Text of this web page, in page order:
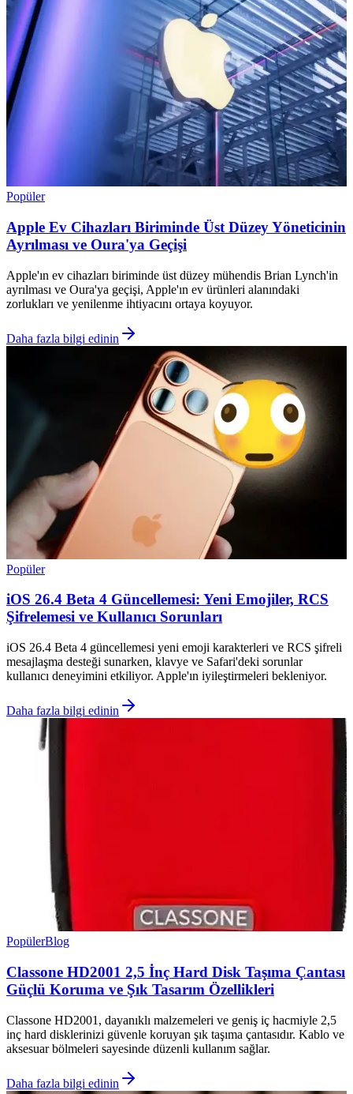
Popüler
Apple Ev Cihazları Biriminde Üst Düzey Yöneticinin
Ayrılması ve Oura'ya Geçişi
Apple'ın ev cihazları biriminde üst düzey mühendis Brian Lynch'in
ayrılması ve Oura'ya geçişi, Apple'ın ev ürünleri alanındaki
zorlukları ve yenilenme ihtiyacını ortaya koyuyor.
Daha fazla bilgi edinin
Popüler
iOS 26.4 Beta 4 Güncellemesi: Yeni Emojiler, RCS
Şifrelemesi ve Kullanıcı Sorunları
iOS 26.4 Beta 4 güncellemesi yeni emoji karakterleri ve RCS şifreli
mesajlaşma desteği sunarken, klavye ve Safari'deki sorunlar
kullanıcı deneyimini etkiliyor. Apple'ın iyileştirmeleri bekleniyor.
Daha fazla bilgi edinin
PopülerBlog
Classone HD2001 2,5 İnç Hard Disk Taşıma Çantası
Güçlü Koruma ve Şık Tasarım Özellikleri
Classone HD2001, dayanıklı malzemeleri ve geniş iç hacmiyle 2,5
inç hard disklerinizi güvenle koruyan şık taşıma çantasıdır. Kablo ve
aksesuar bölmeleri sayesinde düzenli kullanım sağlar.
Daha fazla bilgi edinin